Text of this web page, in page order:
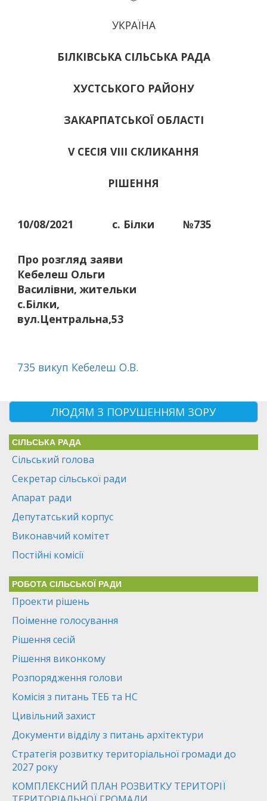
УКРАЇНА
БІЛКІВСЬКА СІЛЬСЬКА РАДА
ХУСТСЬКОГО РАЙОНУ
ЗАКАРПАТСЬКОЇ ОБЛАСТІ
V СЕСІЯ VIII СКЛИКАННЯ
РІШЕННЯ
10/08/2021 с. Білки №735
Про розгляд заяви
Кебелеш Ольги
Василівни, жительки
с.Білки,
вул.Центральна,53
735 викуп Кебелеш О.В.
ЛЮДЯМ З ПОРУШЕННЯМ ЗОРУ
СІЛЬСЬКА РАДА
Сільський голова
Секретар сільської ради
Апарат ради
Депутатський корпус
Виконавчий комітет
Постійні комісії
РОБОТА СІЛЬСЬКОЇ РАДИ
Проекти рішень
Поіменне голосування
Рішення сесій
Рішення виконкому
Розпорядження голови
Комісія з питань ТЕБ та НС
Цивільний захист
Документи відділу з питань архітектури
Стратегія розвитку територіальної громади до
2027 року
КОМПЛЕКСНИЙ ПЛАН РОЗВИТКУ ТЕРИТОРІЇ